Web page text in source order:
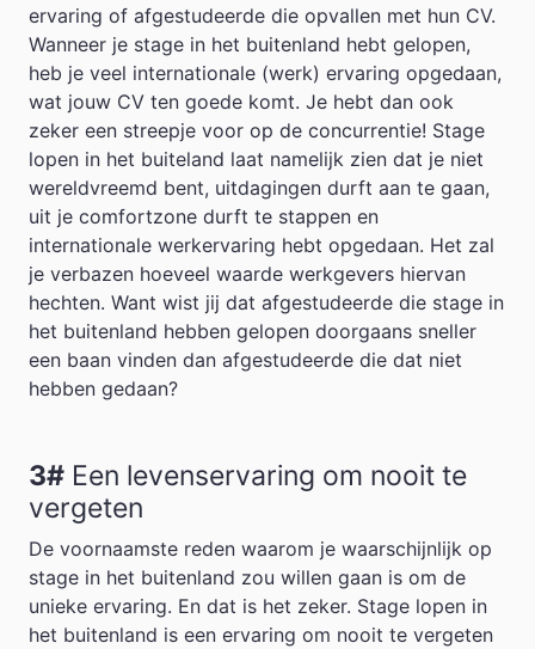
ervaring of afgestudeerde die opvallen met hun CV.
Wanneer je stage in het buitenland hebt gelopen,
heb je veel internationale (werk) ervaring opgedaan,
wat jouw CV ten goede komt. Je hebt dan ook
zeker een streepje voor op de concurrentie! Stage
lopen in het buiteland laat namelijk zien dat je niet
wereldvreemd bent, uitdagingen durft aan te gaan,
uit je comfortzone durft te stappen en
internationale werkervaring hebt opgedaan. Het zal
je verbazen hoeveel waarde werkgevers hiervan
hechten. Want wist jij dat afgestudeerde die stage in
het buitenland hebben gelopen doorgaans sneller
een baan vinden dan afgestudeerde die dat niet
hebben gedaan?
3# Een levenservaring om nooit te
vergeten
De voornaamste reden waarom je waarschijnlijk op
stage in het buitenland zou willen gaan is om de
unieke ervaring. En dat is het zeker. Stage lopen in
het buitenland is een ervaring om nooit te vergeten